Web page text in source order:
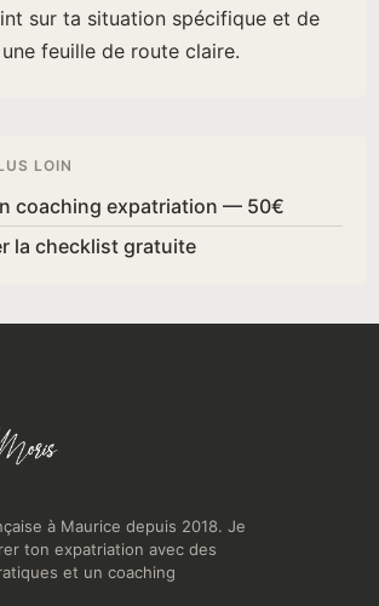
sur ta situation spécifique et de
feuille de route claire.
LOIN
coaching expatriation — 50€
la checklist gratuite
à Maurice depuis 2018. Je
ton expatriation avec des
et un coaching